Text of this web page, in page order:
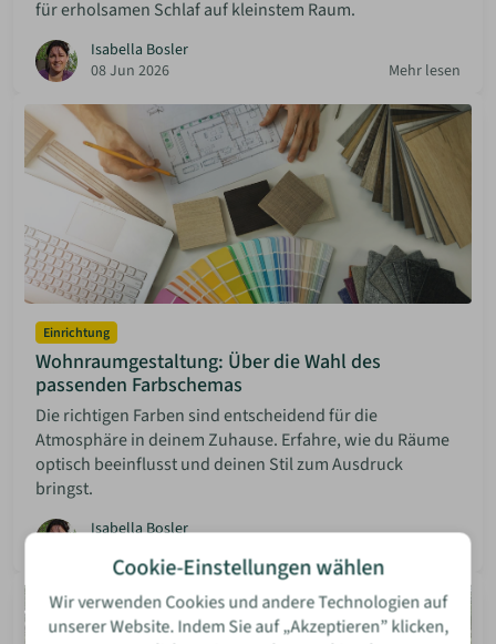
für erholsamen Schlaf auf kleinstem Raum.
Isabella Bosler
08 Jun 2026
Mehr lesen
Einrichtung
Wohnraumgestaltung: Über die Wahl des
passenden Farbschemas
Die richtigen Farben sind entscheidend für die
Atmosphäre in deinem Zuhause. Erfahre, wie du Räume
optisch beeinflusst und deinen Stil zum Ausdruck
bringst.
Isabella Bosler
Cookie-Einstellungen wählen
Wir verwenden Cookies und andere Technologien auf
unserer Website. Indem Sie auf „Akzeptieren” klicken,